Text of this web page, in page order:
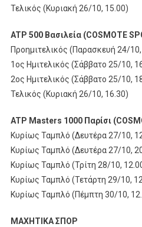
Τελικός (Κυριακή 26/10, 15.00)
ATP 500 Βασιλεία (COSMOTE
Προημιτελικός (Παρασκευή 24/
1ος Ημιτελικός (Σάββατο 25/10,
2ος Ημιτελικός (Σάββατο 25/10,
Τελικός (Κυριακή 26/10, 16.30)
ATP Masters 1000 Παρίσι
Κυρίως Ταμπλό (Δευτέρα 27/10,
Κυρίως Ταμπλό (Δευτέρα 27/10,
Κυρίως Ταμπλό (Τρίτη 28/10,
Κυρίως Ταμπλό (Τετάρτη 29/10,
Κυρίως Ταμπλό (Πέμπτη 30/10,
ΜΑΧΗΤΙΚΑΣΠΟΡ